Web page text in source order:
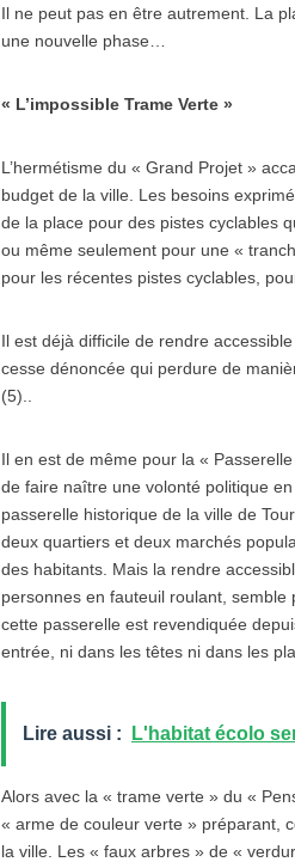
Il ne peut pas en être autrement. La
une nouvelle phase…
« L’impossible Trame Verte »
L’hermétisme du « Grand Projet »
budget de la ville. Les besoins
de la place pour des pistes cyclables
ou même seulement pour une «
pour les récentes pistes cyclables,
Il est déjà difficile de rendre
cesse dénoncée qui perdure de
(5)..
Il en est de même pour la «
de faire naître une volonté politique
passerelle historique de la ville de
deux quartiers et deux marchés
des habitants. Mais la rendre
personnes en fauteuil roulant,
cette passerelle est revendiquée
entrée, ni dans les têtes ni dans les
Lire aussi : L'habitat écolo
Alors avec la « trame verte » du «
« arme de couleur verte » préparant,
la ville. Les « faux arbres » de «